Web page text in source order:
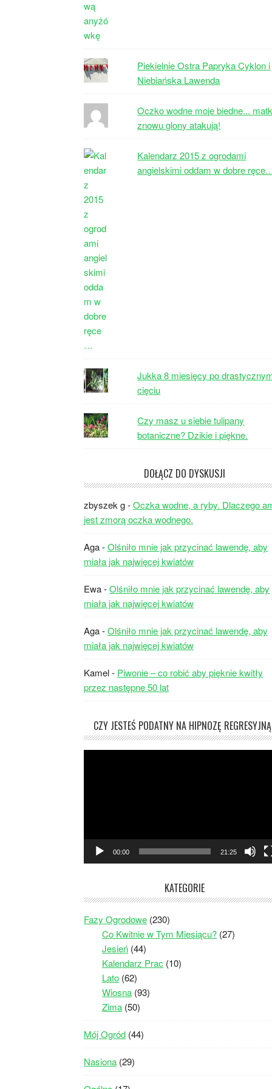
Piekielnie Ostra Papryka Cyklon i
Niebiańska Lawenda
Oczko wodne moje biedne...
znowu glony atakują!
Kalendarz 2015 z ogrodami
angielskimi oddam w dobre
Jukka 8 miesięcy po
cięciu
Czy masz u siebie tulipany
botaniczne? Dzikie i piękne.
DOŁĄCZ DO DYSKUSJI
zbyszek g-Oczka wodne, a ryby. Dlaczego
jest zmorą oczka wodnego.
Aga-Olśniło mnie jak przycinać lawendę, aby
miała jak najwięcej kwiatów
Ewa-Olśniło mnie jak przycinać lawendę, aby
miała jak najwięcej kwiatów
Aga-Olśniło mnie jak przycinać lawendę, aby
miała jak najwięcej kwiatów
Kamel- Piwonie – co robić aby pięknie kwitły
przez następne 50 lat
CZY JESTEŚ PODATNY NA HIPNOZĘ
00:00 21:25
KATEGORIE
Fazy Ogrodowe (230)
Co Kwitnie w Tym Miesiącu? (27)
Jesień (44)
Kalendarz Prac (10)
Lato (62)
Wiosna (93)
Zima (50)
Mój Ogród (44)
Nasiona (29)